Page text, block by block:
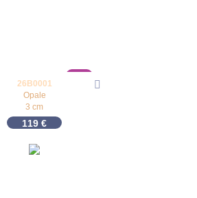
26B0001
Opale
3 cm
119€